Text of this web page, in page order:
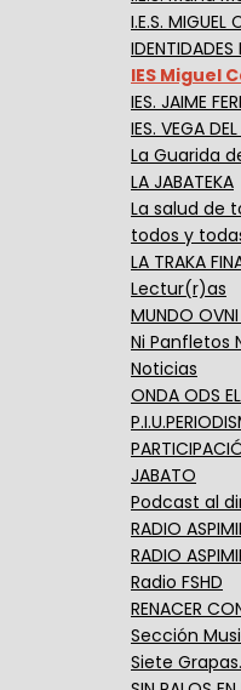
I.E.S. MIGUEL
IDENTIDADES
IES Miguel
IES. JAIME
IES. VEGA
La Guarida
LA JABATEKA
La salud de
todos y
LA TRAKA
Lectur(r)as
MUNDO
Ni Panfletos
Noticias
ONDA ODS
JABATO
Podcast al
RADIO
RADIO
Radio FSHD
RENACER
Sección
Siete Grapas.